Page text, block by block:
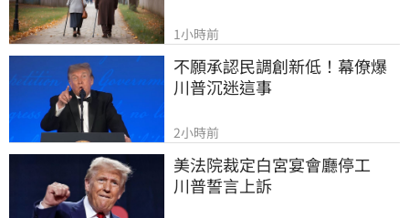
1小時前
不願承認民調創新低！幕僚爆
川普沉迷這事
2小時前
美法院裁定白宮宴會廳停工
川普誓言上訴